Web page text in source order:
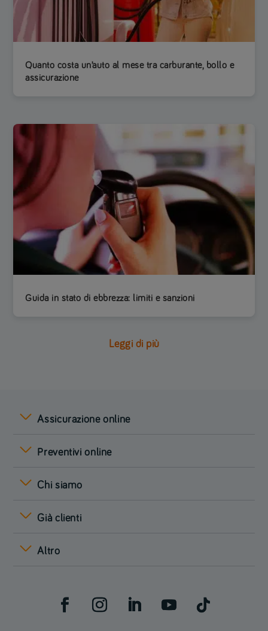
Quanto costa un’auto al mese tra carburante, bollo e
assicurazione
Guida in stato di ebbrezza: limiti e sanzioni
Leggi di più
Assicurazione online
Preventivi online
Chi siamo
Già clienti
Altro